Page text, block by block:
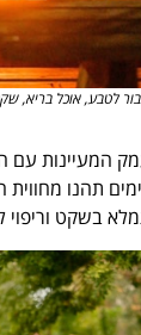
לטבע, אוכל בריא,
המעיינות עם
תהנו
בשקט וריפוי